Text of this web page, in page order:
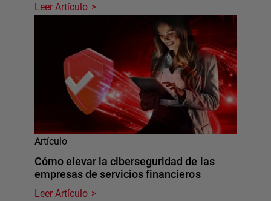
Leer Artículo
Artículo
Cómo elevar la ciberseguridad de las
empresas de servicios financieros
Leer Artículo